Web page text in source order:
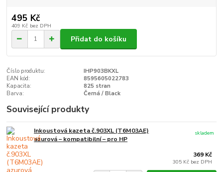
495 Kč
409 Kč bez DPH
Přidat do košíku
Číslo produktu:
IHP903BKXL
EAN kód:
8595605022783
Kapacita:
825 stran
Barva:
Černá / Black
Související produkty
Inkoustová kazeta č.903XL (T6M03AE)
azurová – kompatibilní – pro HP
369 Kč
305 Kč bez DPH
skladem